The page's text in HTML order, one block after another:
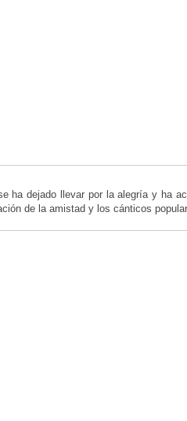
ha dejado llevar por la alegría y ha
de la amistad y los cánticos